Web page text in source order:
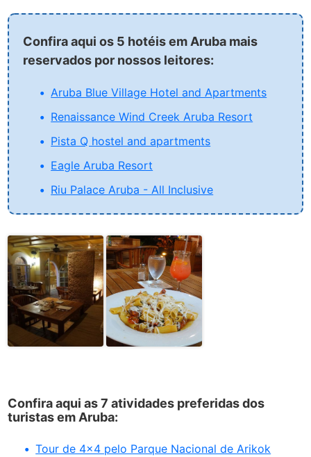
Confira aqui os 5 hotéis em Aruba mais
reservados por nossos leitores:
Aruba Blue Village Hotel and Apartments
Renaissance Wind Creek Aruba Resort
Pista Q hostel and apartments
Eagle Aruba Resort
Riu Palace Aruba - All Inclusive
Confira aqui as 7 atividades preferidas dos
turistas em Aruba:
Tour de 4x4 pelo Parque Nacional de Arikok